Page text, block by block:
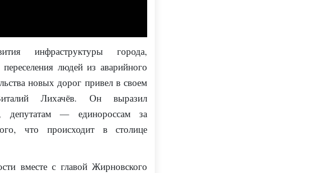
яинфраструктуры города,
ялюдей из аварийного
а новых дорог привел в своем
Лихачёв. Он выразил
депутатам — единороссам за
что происходит в столице
вместе с главой Жирновского